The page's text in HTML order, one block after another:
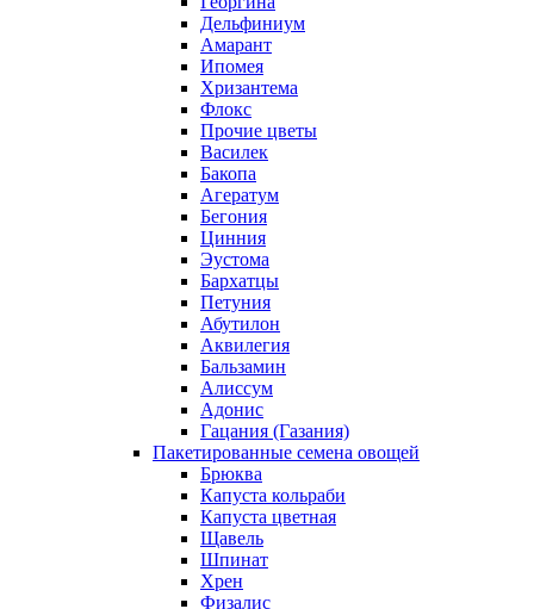
Дельфиниум
Амарант
Ипомея
Хризантема
Флокс
Прочие цветы
Василек
Бакопа
Агератум
Бегония
Цинния
Эустома
Бархатцы
Петуния
Абутилон
Аквилегия
Бальзамин
Алиссум
Адонис
Гацания (Газания)
Пакетированные семена овощей
Брюква
Капуста кольраби
Капуста цветная
Щавель
Шпинат
Хрен
Физалис